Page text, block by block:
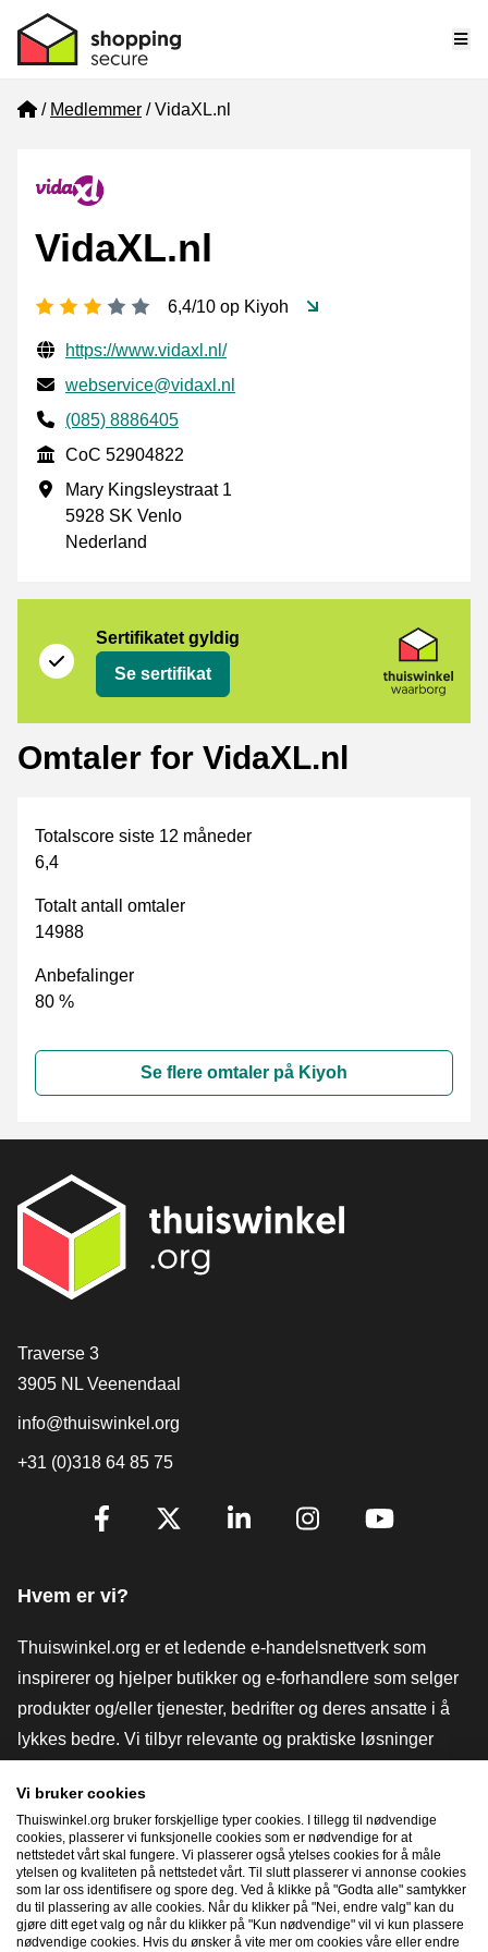
Home
Medlemmer VidaXL.nl
VidaXL.nl
[_General:NumberOfStarsPluralFormat]
6,4/10 op Kiyoh
Verifisert kontaktinformasjon
Website URL
https://www.vidaxl.nl/
E-post
webservice@vidaxl.nl
Phone number
(085) 8886405
CoC
CoC 52904822
Forretningsadresse
Mary Kingsleystraat 1
5928 SK Venlo
Nederland
Sertifikatet gyldig
Se sertifikat
Omtaler for VidaXL.nl
Totalscore siste 12 måneder
6,4
Totalt antall omtaler
14988
Anbefalinger
80 %
Se flere omtaler på Kiyoh
[_General:Contact]
Traverse 3
3905 NL Veenendaal
info@thuiswinkel.org
+31 (0)318 64 85 75
[_General:SocialMediaTitle]
Hvem er vi?
Thuiswinkel.org er et ledende e-handelsnettverk som
inspirerer og hjelper butikker og e-forhandlere som selger
produkter og/eller tjenester, bedrifter og deres ansatte i å
lykkes bedre. Vi tilbyr relevante og praktiske løsninger
verktøy og råd, advokatvirksomhet, markedsundersøkelser,
og har vår egen utdanningsplattform, Thuiswinkel e-
Academy.
Naviger raskt
Vi bruker cookies
Thuiswinkel.org bruker forskjellige typer cookies. I tillegg til nødvendige
cookies, plasserer vi funksjonelle cookies som er nødvendige for at
nettstedet vårt skal fungere. Vi plasserer også ytelses cookies for å måle
ytelsen og kvaliteten på nettstedet vårt. Til slutt plasserer vi annonse cookies
som lar oss identifisere og spore deg. Ved å klikke på "Godta alle" samtykker
du til plassering av alle cookies. Når du klikker på "Nei, endre valg" kan du
gjøre ditt eget valg og når du klikker på "Kun nødvendige" vil vi kun plassere
nødvendige cookies. Hvis du ønsker å vite mer om cookies våre eller endre